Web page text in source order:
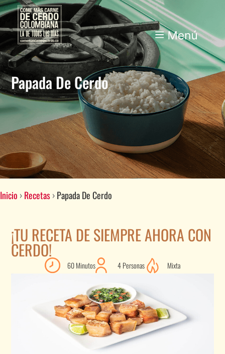
Papada De Cerdo
Inicio ›Recetas›Papada De Cerdo
¡TU RECETA DE SIEMPRE AHORA CON
CERDO!
60 Minutos 4 Personas Mixta